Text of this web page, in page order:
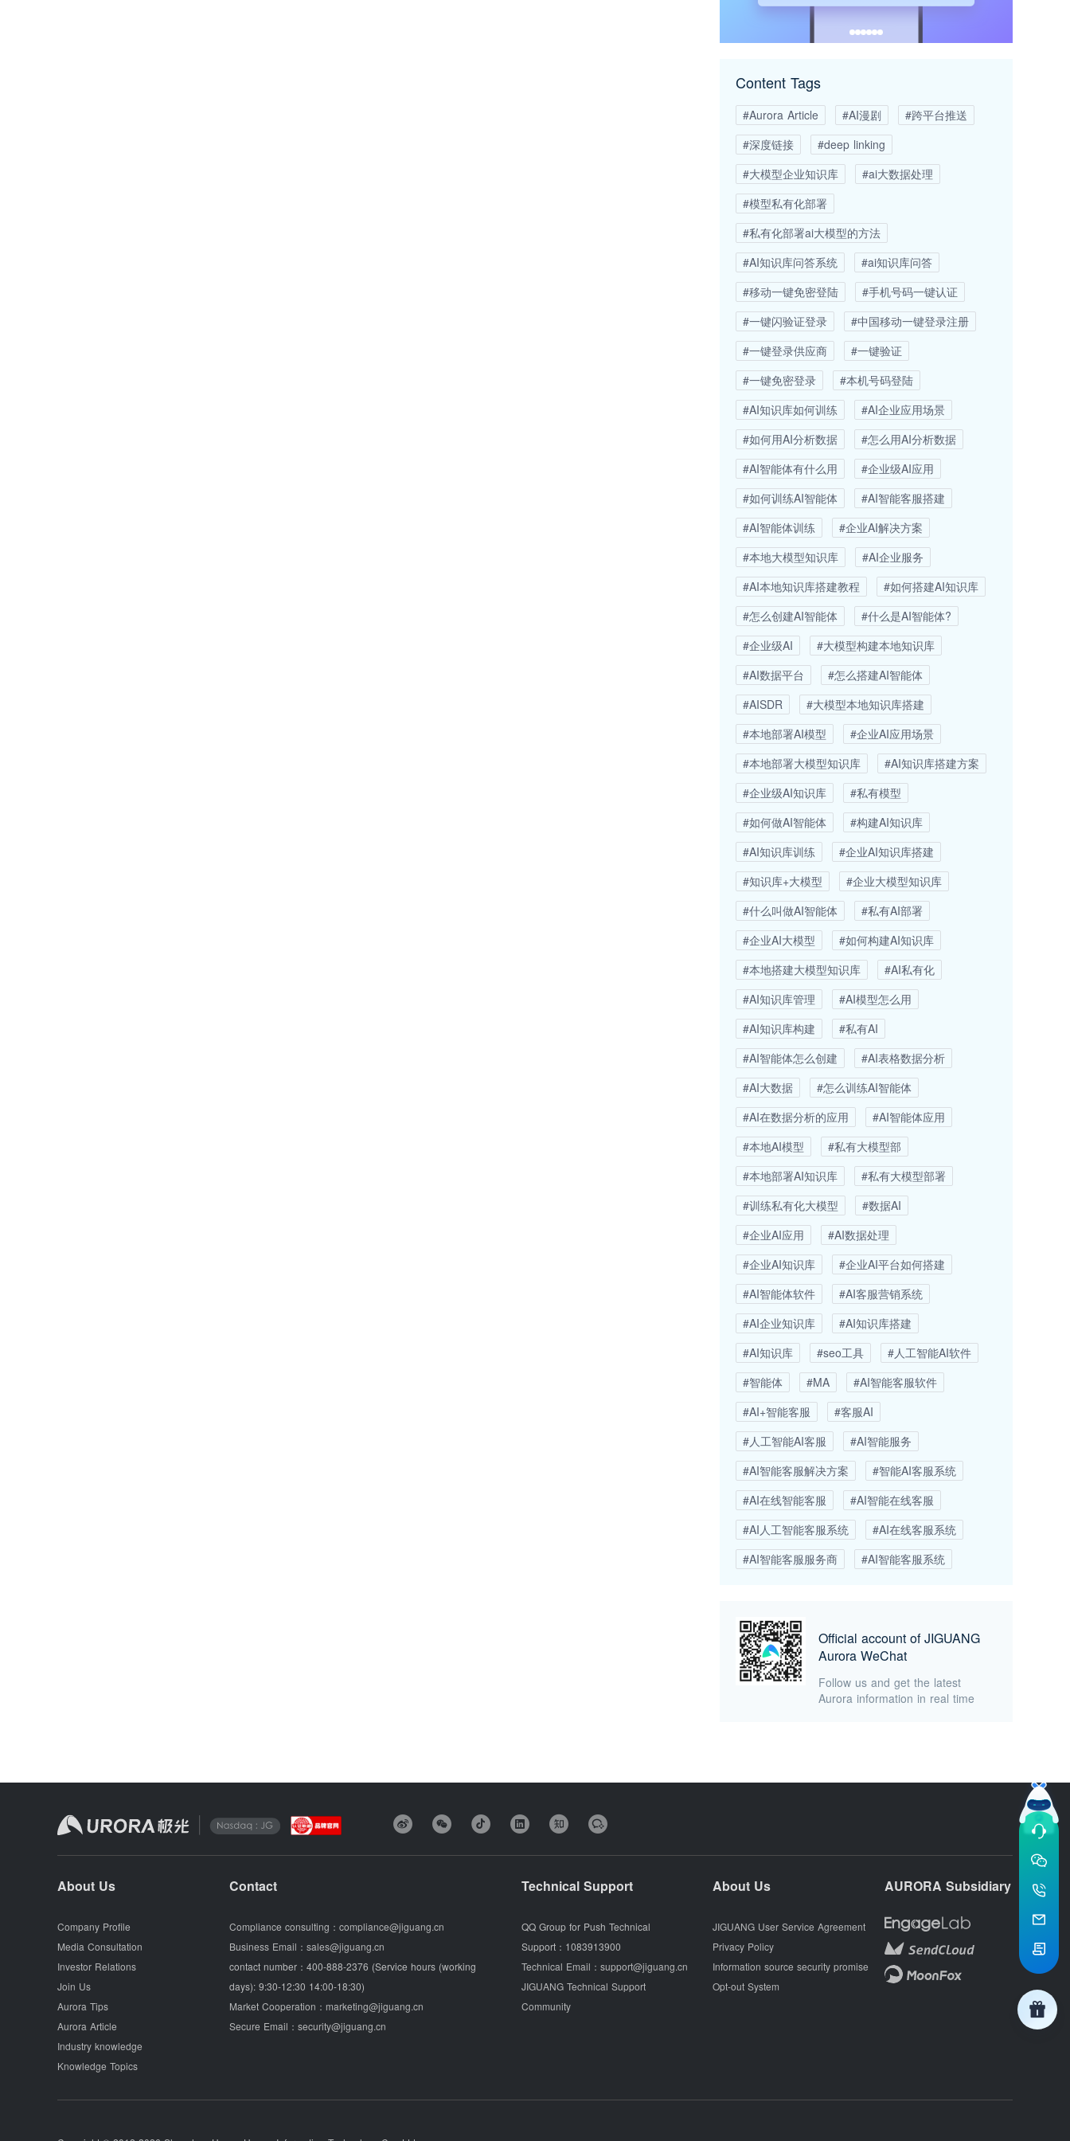
Content Tags
#Aurora Article #AI漫剧
#跨平台推送
#深度链接
#deep linking
#大模型企业知识库
#ai大数据处理
#模型私有化部署
#私有化部署ai大模型的方法
#AI知识库问答系统
#ai知识库问答
#移动一键免密登陆
#手机号码一键认证
#一键闪验证登录
#中国移动一键登录注册
#一键登录供应商
#一键验证
#一键免密登录
#本机号码登陆
#AI知识库如何训练
#AI企业应用场景
#如何用AI分析数据
#怎么用AI分析数据
#AI智能体有什么用
#企业级AI应用
#如何训练AI智能体
#AI智能客服搭建
#AI智能体训练
#企业AI解决方案
#本地大模型知识库
#AI企业服务
#AI本地知识库搭建教程
#如何搭建AI知识库
#怎么创建AI智能体
#什么是AI智能体?
#企业级AI
#大模型构建本地知识库
#AI数据平台
#怎么搭建AI智能体
#AISDR
#大模型本地知识库搭建
#本地部署AI模型
#企业AI应用场景
#本地部署大模型知识库
#AI知识库搭建方案
#企业级AI知识库
#私有模型
#如何做AI智能体
#构建AI知识库
#AI知识库训练
#企业AI知识库搭建
#知识库+大模型
#企业大模型知识库
#什么叫做AI智能体
#私有AI部署
#企业AI大模型
#如何构建AI知识库
#本地搭建大模型知识库
#AI私有化
#AI知识库管理
#AI模型怎么用
#AI知识库构建
#私有AI
#AI智能体怎么创建
#AI表格数据分析
#AI大数据
#怎么训练AI智能体
#AI在数据分析的应用
#AI智能体应用
#本地AI模型
#私有大模型部
#本地部署AI知识库
#私有大模型部署
#训练私有化大模型
#数据AI
#企业AI应用
#AI数据处理
#企业AI知识库
#企业AI平台如何搭建
#AI智能体软件
#AI客服营销系统
#AI企业知识库
#AI知识库搭建
#AI知识库
#seo工具
#人工智能AI软件
#智能体
#MA
#AI智能客服软件
#AI+智能客服
#客服AI
#人工智能AI客服
#AI智能服务
#AI智能客服解决方案
#智能AI客服系统
#AI在线智能客服
#AI智能在线客服
#AI人工智能客服系统
#AI在线客服系统
#AI智能客服服务商
#AI智能客服系统
Official account of JIGUANG
Aurora WeChat
Follow us and get the latest
Aurora information in real time
About Us
Company Profile
Media Consultation
Investor Relations
Join Us
Aurora Tips
Aurora Article
Industry knowledge
Knowledge Topics
Contact
Compliance consulting： compliance@jiguang.cn
Business Email： sales@jiguang.cn
contact number： 400-888-2376 (Service hours (working
days): 9:30-12:30 14:00-18:30)
Market Cooperation： marketing@jiguang.cn
Secure Email： security@jiguang.cn
Technical Support
QQ Group for Push Technical
Support： 1083913900
Technical Email： support@jiguang.cn
JIGUANG Technical Support
Community
About Us
JIGUANG User Service Agreement
Privacy Policy
Information source security promise
Opt-out System
AURORA Subsidiary